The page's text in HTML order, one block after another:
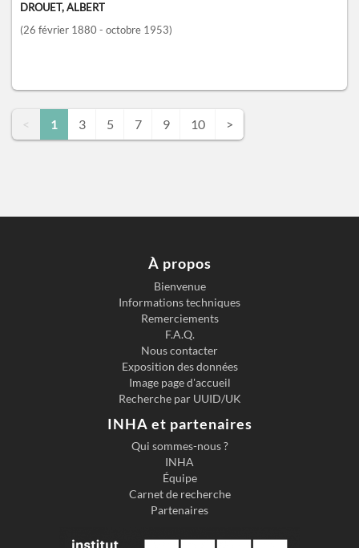
DROUET, ALBERT
(26 février 1880 - octobre 1953)
< 1 3 5 7 9 10 >
À propos
Bienvenue
Informations techniques
Remerciements
F.A.Q.
Nous contacter
Exposition des données
Image page d'accueil
Recherche par UUID/UK
INHA et partenaires
Qui sommes-nous ?
INHA
Équipe
Carnet de recherche
Partenaires